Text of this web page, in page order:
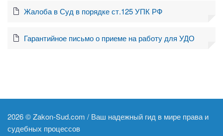
Жалоба в Суд в порядке ст.125 УПК РФ
Гарантийное письмо о приеме на работу для УДО
2026 ©Zakon-Sud.com / Ваш надежный гид в мире права и
судебных процессов